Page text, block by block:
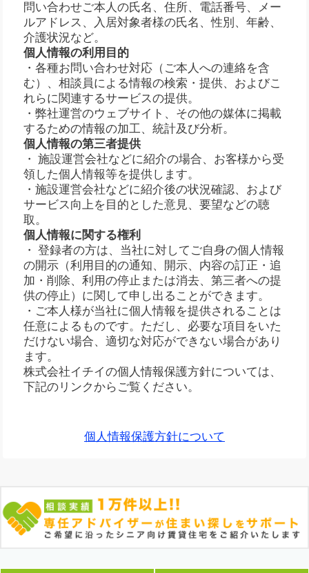
問い合わせご本人の氏名、住所、電話番号、メー
ルアドレス、入居対象者様の氏名、性別、年齢、
介護状況など。
個人情報の利用目的
・各種お問い合わせ対応（ご本人への連絡を含
む）、相談員による情報の検索・提供、およびこ
れらに関連するサービスの提供。
・弊社運営のウェブサイト、その他の媒体に掲載
するための情報の加工、統計及び分析。
個人情報の第三者提供
・ 施設運営会社などに紹介の場合、お客様から受
領した個人情報等を提供します。
・施設運営会社などに紹介後の状況確認、および
サービス向上を目的とした意見、要望などの聴
取。
個人情報に関する権利
・ 登録者の方は、当社に対してご自身の個人情報
の開示（利用目的の通知、開示、内容の訂正・追
加・削除、利用の停止または消去、第三者への提
供の停止）に関して申し出ることができます。
・ご本人様が当社に個人情報を提供されることは
任意によるものです。ただし、必要な項目をいた
だけない場合、適切な対応ができない場合があり
ます。
株式会社イチイの個人情報保護方針については、
下記のリンクからご覧ください。
個人情報保護方針について